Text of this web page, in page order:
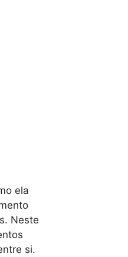
ela
Neste
si.